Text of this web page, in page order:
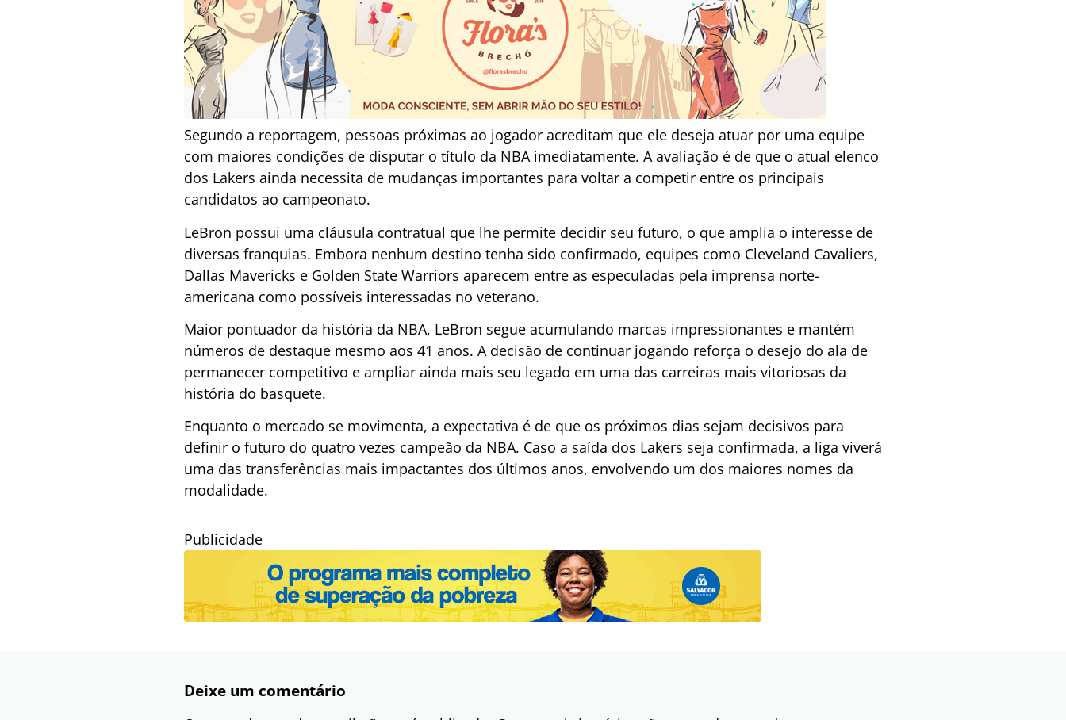
Segundo a reportagem, pessoas próximas ao jogador acreditam que ele deseja atuar por uma equipe
com maiores condições de disputar o título da NBA imediatamente. A avaliação é de que o atual elenco
dos Lakers ainda necessita de mudanças importantes para voltar a competir entre os principais
candidatos ao campeonato.
LeBron possui uma cláusula contratual que lhe permite decidir seu futuro, o que amplia o interesse de
diversas franquias. Embora nenhum destino tenha sido confirmado, equipes como Cleveland Cavaliers,
Dallas Mavericks e Golden State Warriors aparecem entre as especuladas pela imprensa norte-
americana como possíveis interessadas no veterano.
Maior pontuador da história da NBA, LeBron segue acumulando marcas impressionantes e mantém
números de destaque mesmo aos 41 anos. A decisão de continuar jogando reforça o desejo do ala de
permanecer competitivo e ampliar ainda mais seu legado em uma das carreiras mais vitoriosas da
história do basquete.
Enquanto o mercado se movimenta, a expectativa é de que os próximos dias sejam decisivos para
definir o futuro do quatro vezes campeão da NBA. Caso a saída dos Lakers seja confirmada, a liga viverá
uma das transferências mais impactantes dos últimos anos, envolvendo um dos maiores nomes da
modalidade.
Publicidade
Deixe um comentário